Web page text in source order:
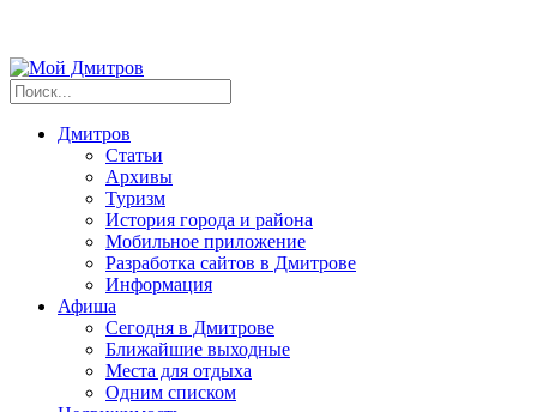
Дмитров
Статьи
Архивы
Туризм
История города и района
Мобильное приложение
Разработка сайтов в Дмитрове
Информация
Афиша
Сегодня в Дмитрове
Ближайшие выходные
Места для отдыха
Одним списком